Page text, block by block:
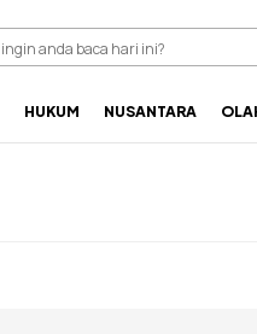
HUKUM NUSANTARA